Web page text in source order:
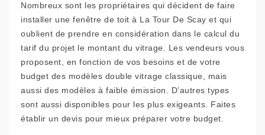
Nombreux sont les propriétaires qui décident de faire
installer une fenêtre de toit à La Tour De Scay et qui
oublient de prendre en considération dans le calcul du
tarif du projet le montant du vitrage. Les vendeurs vous
proposent, en fonction de vos besoins et de votre
budget des modèles double vitrage classique, mais
aussi des modèles à faible émission. D’autres types
sont aussi disponibles pour les plus exigeants. Faites
établir un devis pour mieux préparer votre budget.